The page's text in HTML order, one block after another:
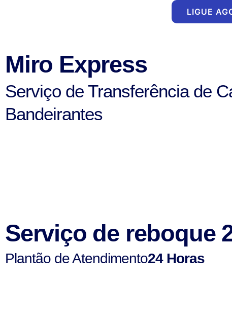
LIGUE
Miro Express
Serviço de Transferência de
Bandeirantes
Serviço de reboque
Plantão de Atendimento24 Horas